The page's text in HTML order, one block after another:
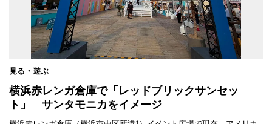
見る・遊ぶ
横浜赤レンガ倉庫で「レッドブリックサンセッ
ト」 サンタモニカをイメージ